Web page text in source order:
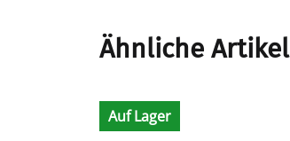
Ähnliche Artikel
Auf Lager